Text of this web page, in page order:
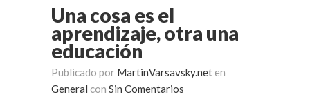
Una cosa es el
aprendizaje, otra una
educación
Publicado por MartinVarsavsky.net en
General con Sin Comentarios